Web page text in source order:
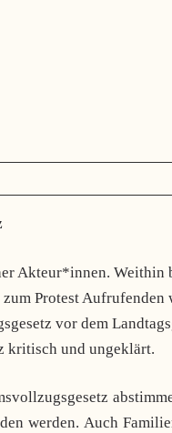
Akteur*innen. Weithin
Protest Aufrufenden
vor dem
kritisch und ungeklärt.
werden. Auch